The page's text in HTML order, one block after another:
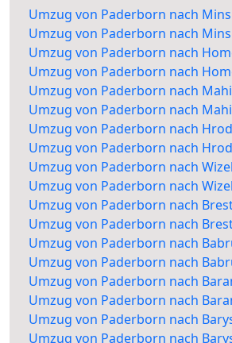
Umzug von Paderborn nach
Umzug von Paderborn nach
Umzug von Paderborn nach
Umzug von Paderborn nach
Umzug von Paderborn nach
Umzug von Paderborn nach
Umzug von Paderborn nach
Umzug von Paderborn nach
Umzug von Paderborn nach
Umzug von Paderborn nach
Umzug von Paderborn nach
Umzug von Paderborn nach
Umzug von Paderborn nach
Umzug von Paderborn nach
Umzug von Paderborn nach
Umzug von Paderborn nach
Umzug von Paderborn nach
Umzug von Paderborn nach